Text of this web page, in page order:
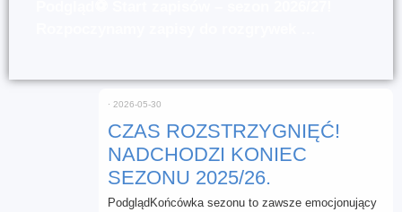
CZAS ROZSTRZYGNIĘĆ!
NADCHODZI KONIEC
SEZONU 2025/26.
⋅ 2026-05-30
PodglądKońcówka sezonu to zawsze emocjonujący